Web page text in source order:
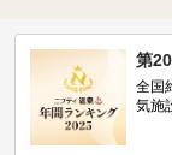
第
全国
気施